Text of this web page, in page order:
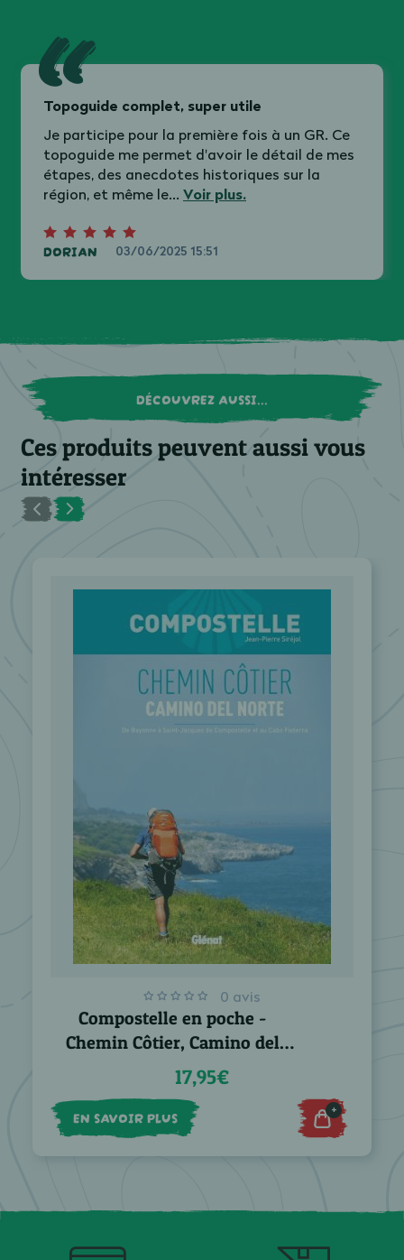
Topoguide complet, super utile
Je participe pour la première fois à un GR. Ce
topoguide me permet d'avoir le détail de mes
étapes, des anecdotes historiques sur la
région, et même le... Voir plus.
DORIAN 03/06/2025 15:51
DÉCOUVREZ AUSSI...
Ces produits peuvent aussi vous
intéresser
0 avis
Compostelle en poche -
Chemin Côtier, Camino del
Norte17,95€
EN SAVOIR PLUS +